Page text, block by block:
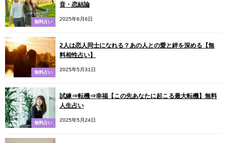
無料占い
音・恋結論
2025年6月6日
無料占い
2人は恋人同士になれる？あの人との愛と絆を深める【無
料相性占い】
2025年5月31日
無料占い
試練⇒転機⇒幸福【この先あなたに起こる最大転機】無料
人生占い
2025年5月24日